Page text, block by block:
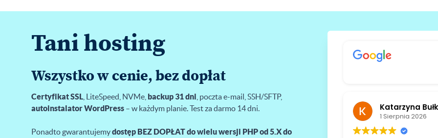
Tani hosting
Wszystko w cenie, bez dopłat
Certyfikat SSL , LiteSpeed, NVMe, backup 31 dni , poczta e-mail, SSH/SFTP,
autoinstalator WordPress – w każdym planie. Test za darmo 14 dni.
Ponadto gwarantujemydostęp BEZ DOPŁAT do wielu wersji PHP od 5.X do
Katarzyna
1 Sierpnia 2026